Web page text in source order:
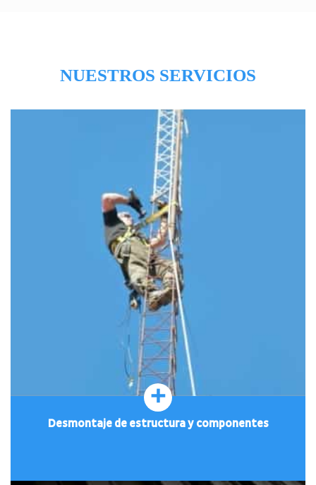
NUESTROS SERVICIOS
+
Desmontaje de estructura y componentes